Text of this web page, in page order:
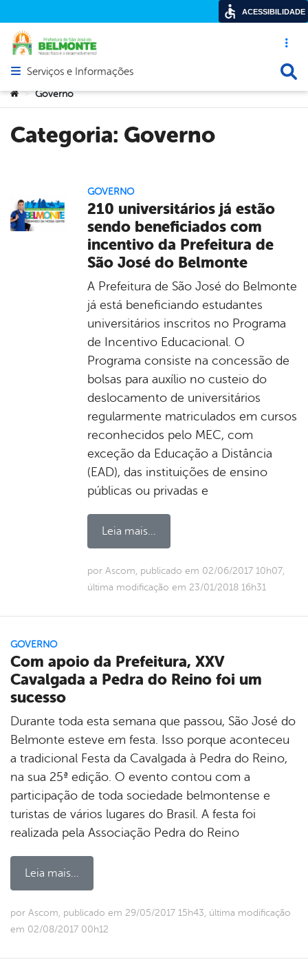
Acesso
Abrir menu principal de navegação
Serviços e Informações
Você está aqui:
> Governo
Categoria: Governo
GOVERNO
210 universitários já estão
sendo beneficiados com
incentivo da Prefeitura de
São José do Belmonte
A Prefeitura de São José do Belmonte
já está beneficiando estudantes
universitários inscritos no Programa
de Incentivo Educacional. O
Programa consiste na concessão de
bolsas para auxílio no custeio do
deslocamento de universitários
regularmente matriculados em cursos
reconhecidos pelo MEC, com
exceção da Educação a Distância
(EAD), das instituições de ensino
públicas ou privadas e
Leia mais...
por Ascom, publicado em 02/06/2017 10h07,
última modificação em 23/01/2018 16h31
GOVERNO
Com apoio da Prefeitura, XXV
Cavalgada a Pedra do Reino foi um
sucesso
Durante toda esta semana que passou, São José do
Belmonte esteve em festa. Isso porque aconteceu
a tradicional Festa da Cavalgada à Pedra do Reino,
na sua 25ª edição. O evento contou com a
participação de toda sociedade belmontense e
turistas de vários lugares do Brasil. A festa foi
realizada pela Associação Pedra do Reino
Leia mais...
por Ascom, publicado em 29/05/2017 15h43, última modificação
em 02/08/2017 00h12
ACESSIBILIDADE